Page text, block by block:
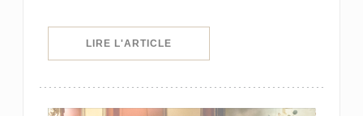
LIRE L'ARTICLE((OUVRE UNE NOUVELLE